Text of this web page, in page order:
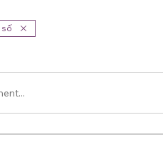
số